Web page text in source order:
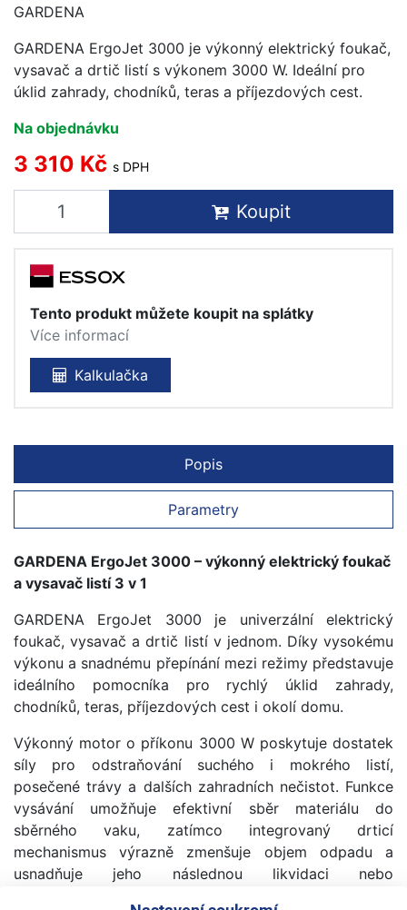
GARDENA
GARDENA ErgoJet 3000 je výkonný elektrický foukač,
vysavač a drtič listí s výkonem 3000 W. Ideální pro
úklid zahrady, chodníků, teras a příjezdových cest.
Na objednávku
3 310 Kč s DPH
Koupit
Tento produkt můžete koupit na splátky
Více informací
Kalkulačka
Popis
Parametry
GARDENA ErgoJet 3000 – výkonný elektrický foukač
a vysavač listí 3 v 1
GARDENA ErgoJet 3000 je univerzální elektrický
foukač, vysavač a drtič listí v jednom. Díky vysokému
výkonu a snadnému přepínání mezi režimy představuje
ideálního pomocníka pro rychlý úklid zahrady,
chodníků, teras, příjezdových cest i okolí domu.
Výkonný motor o příkonu 3000 W poskytuje dostatek
síly pro odstraňování suchého i mokrého listí,
posečené trávy a dalších zahradních nečistot. Funkce
vysávání umožňuje efektivní sběr materiálu do
sběrného vaku, zatímco integrovaný drticí
mechanismus výrazně zmenšuje objem odpadu a
usnadňuje jeho následnou likvidaci nebo